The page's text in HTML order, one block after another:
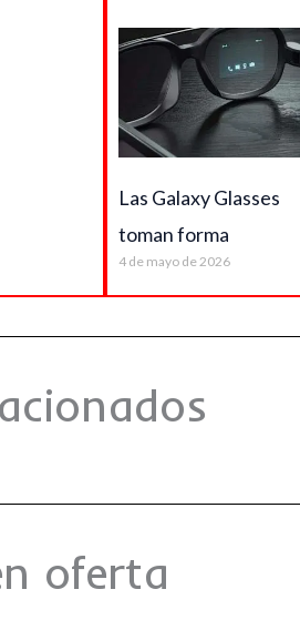
Las Galaxy Glasses
toman forma
4 de mayo de 2026
oferta